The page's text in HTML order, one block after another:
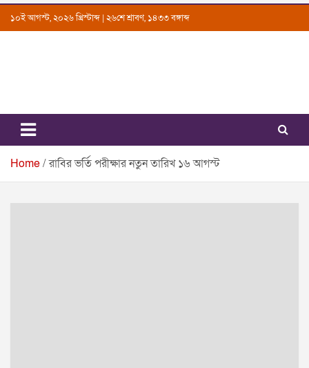
Skip১০ই আগস্ট, ২০২৬ খ্রিস্টাব্দ | ২৬শে শ্রাবণ, ১৪৩৩ বঙ্গাব্দ
Uttarkantho
News Portal
Home রাবির ভর্তি পরীক্ষার নতুন তারিখ ১৬ আগস্ট